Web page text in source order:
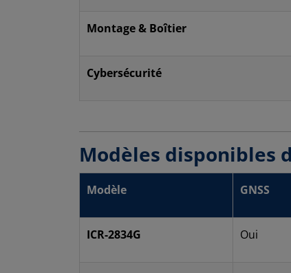
Montage & Boîtier
Cybersécurité
Modèles disponibles
Modèle GNSS
ICR-2834G Oui